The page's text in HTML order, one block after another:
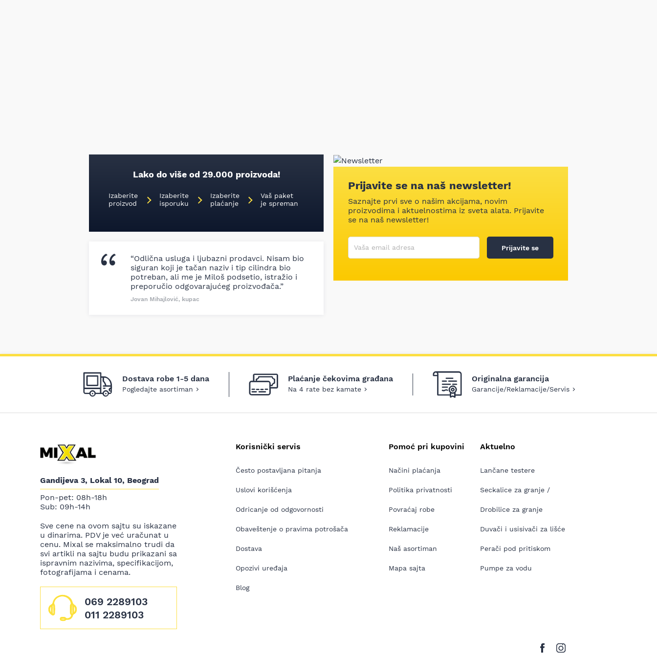
Lako do više od 29.000 proizvoda!
Izaberite
proizvod
Izaberite
isporuku
Izaberite
plaćanje
Vaš paket
je spreman
“Odlična usluga i ljubazni prodavci. Nisam bio
siguran koji je tačan naziv i tip cilindra bio
potreban, ali me je Miloš podsetio, istražio i
preporučio odgovarajućeg proizvođača.”
Jovan Mihajlović, kupac
Prijavite se na naš newsletter!
Saznajte prvi sve o našim akcijama, novim
proizvodima i aktuelnostima iz sveta alata. Prijavite
se na naš newsletter!
Korisničko ime
Vaša email adresa
Prijavite se
Dostava robe 1-5 dana
Pogledajte asortiman
Plaćanje čekovima građana
Na 4 rate bez kamate
Originalna garancija
Garancije/Reklamacije/Servis
Gandijeva 3, Lokal 10, Beograd
Pon-pet: 08h-18h
Sub: 09h-14h
Sve cene na ovom sajtu su iskazane
u dinarima. PDV je već uračunat u
cenu. Mixal se maksimalno trudi da
svi artikli na sajtu budu prikazani sa
ispravnim nazivima, specifikacijom,
fotografijama i cenama.
069 2289103
011 2289103
Korisnički servis
Često postavljana pitanja
Uslovi korišćenja
Odricanje od odgovornosti
Obaveštenje o pravima potrošača
Dostava
Opozivi uređaja
Blog
Pomoć pri kupovini
Načini plaćanja
Politika privatnosti
Povraćaj robe
Reklamacije
Naš asortiman
Mapa sajta
Aktuelno
Lančane testere
Seckalice za granje /
Drobilice za granje
Duvači i usisivači za lišće
Perači pod pritiskom
Pumpe za vodu